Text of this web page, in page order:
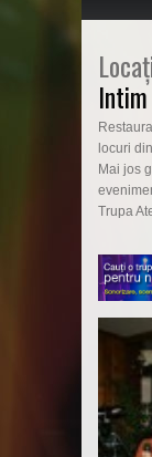
locuri
Mai jos
Trupa